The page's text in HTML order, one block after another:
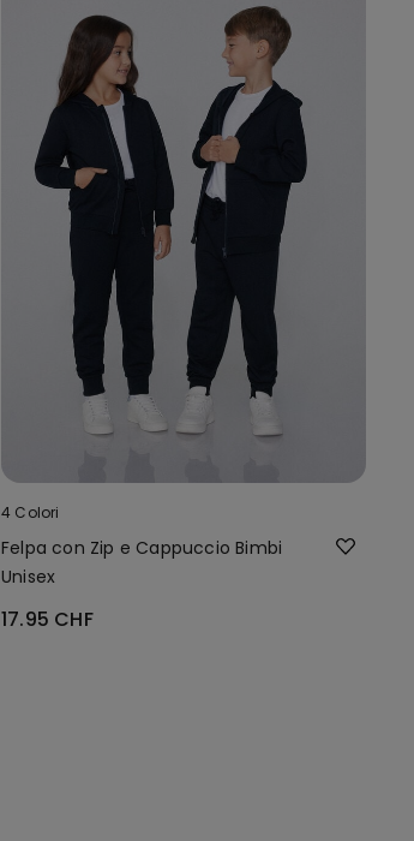
4 Colori
Felpa con Zip e Cappuccio Bimbi
Unisex
17.95 CHF